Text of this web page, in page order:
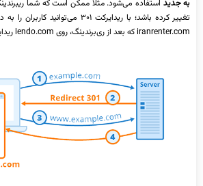
به جدید استفاده می‌شود. مثلاً ممکن است که شما
تغییر کرده باشد؛ با ریدایرکت ۳۰۱
iranrenter.com که بعد از ری‌برندینگ، روی lendo.com ریدایرکت شده است.